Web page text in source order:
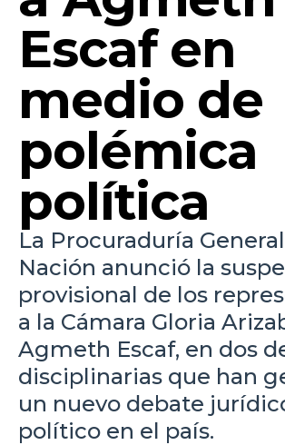
Escaf en
medio de
polémica
política
La Procuraduría
Nación anunció la
provisional de los
a la Cámara Gloria
Agmeth Escaf, en dos
disciplinarias que han
un nuevo debate
político en el país.